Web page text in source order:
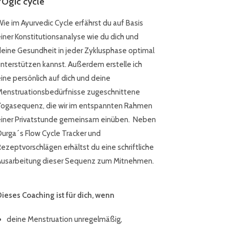
im Ayurvedic Cycle erfährst du auf Basis
Konstitutionsanalyse wie du dich und
Gesundheit in jeder Zyklusphase optimal
kannst. Außerdem erstelle ich
persönlich auf dich und deine
zugeschnittene
die wir im entspannten Rahmen
Privatstunde gemeinsam einüben. Neben
Flow Cycle Tracker und
erhältst du eine schriftliche
dieser Sequenz zum Mitnehmen.
Coaching ist für dich, wenn
deine Menstruation unregelmäßig,